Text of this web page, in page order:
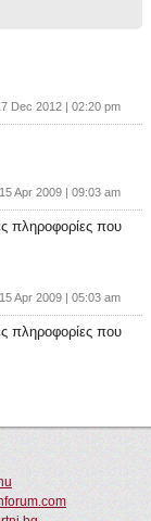
Dec 2012 | 02:20 pm
15 Apr 2009 | 09:03 am
πληροφορίες που
15 Apr 2009 | 05:03 am
πληροφορίες που